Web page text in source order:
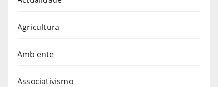
Agricultura
Ambiente
Associativismo